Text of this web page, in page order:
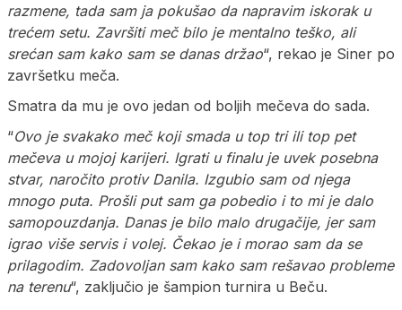
razmene, tada sam ja pokušao da napravim iskorak u
trećem setu. Završiti meč bilo je mentalno teško, ali
srećan sam kako sam se danas držao“, rekao je Siner po
završetku meča.
Smatra da mu je ovo jedan od boljih mečeva do sada.
“Ovo je svakako meč koji smada u top tri ili top pet
mečeva u mojoj karijeri. Igrati u finalu je uvek posebna
stvar, naročito protiv Danila. Izgubio sam od njega
mnogo puta. Prošli put sam ga pobedio i to mi je dalo
samopouzdanja. Danas je bilo malo drugačije, jer sam
igrao više servis i volej. Čekao je i morao sam da se
prilagodim. Zadovoljan sam kako sam rešavao probleme
na terenu“, zaključio je šampion turnira u Beču.